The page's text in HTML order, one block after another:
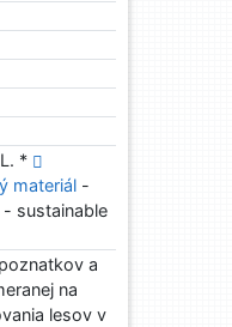
*
materiál -
- sustainable
a
na
lesov v